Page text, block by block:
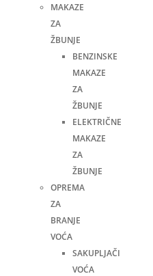
MAKAZE
ZA
ŽBUNJE
BENZINSKE
MAKAZE
ZA
ŽBUNJE
ELEKTRIČNE
MAKAZE
ZA
ŽBUNJE
OPREMA
ZA
BRANJE
VOĆA
SAKUPLJAČI
VOĆA